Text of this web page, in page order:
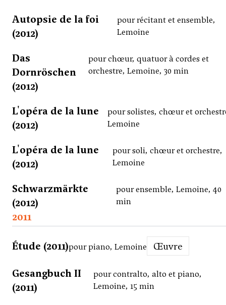
Autopsie de la foi
(2012)
pour récitant et ensemble,
Lemoine
Das
Dornröschen
(2012)
pour chœur, quatuor à cordes et
orchestre, Lemoine, 30 min
L'opéra de la lune
(2012)
pour solistes, chœur et
Lemoine
L'opéra de la lune
(2012)
pour soli, chœur et orchestre,
Lemoine
Schwarzmärkte
(2012)
pour ensemble, Lemoine, 40
min
2011
Étude (2011)pour piano, Lemoine Œuvre
Gesangbuch II
(2011)
pour contralto, alto et piano,
Lemoine, 15 min